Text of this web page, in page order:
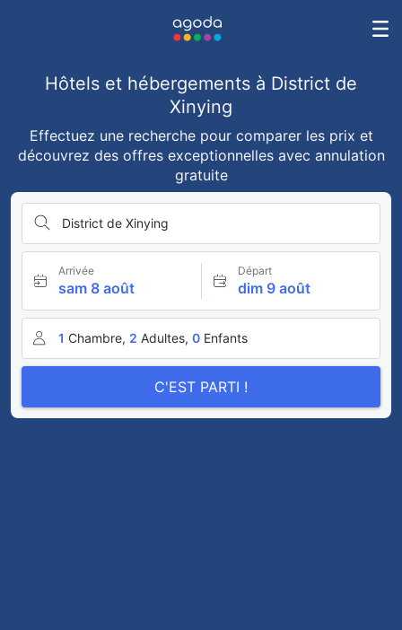
Hôtels et hébergements à District de
Xinying
Effectuez une recherche pour comparer les prix et
découvrez des offres exceptionnelles avec annulation
gratuite
District de Xinying
Arrivée
sam 8 août
Départ
dim 9 août
1 Chambre, 2 Adultes, 0 Enfants
C'EST PARTI !